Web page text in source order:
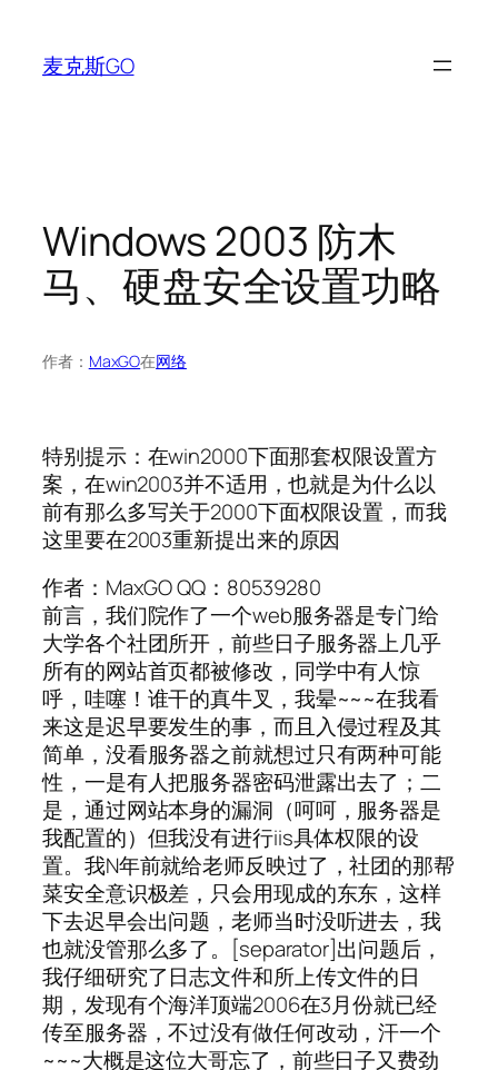
麦克斯GO
Windows 2003 防木
马、硬盘安全设置功略
作者： MaxGO在网络
特别提示：在win2000下面那套权限设置方
案，在win2003并不适用，也就是为什么以
前有那么多写关于2000下面权限设置，而我
这里要在2003重新提出来的原因
作者：MaxGO QQ：80539280
前言，我们院作了一个web服务器是专门给
大学各个社团所开，前些日子服务器上几乎
所有的网站首页都被修改，同学中有人惊
呼，哇噻！谁干的真牛叉，我晕~~~在我看
来这是迟早要发生的事，而且入侵过程及其
简单，没看服务器之前就想过只有两种可能
性，一是有人把服务器密码泄露出去了；二
是，通过网站本身的漏洞（呵呵，服务器是
我配置的）但我没有进行iis具体权限的设
置。我N年前就给老师反映过了，社团的那帮
菜安全意识极差，只会用现成的东东，这样
下去迟早会出问题，老师当时没听进去，我
也就没管那么多了。[separator]出问题后，
我仔细研究了日志文件和所上传文件的日
期，发现有个海洋顶端2006在3月份就已经
传至服务器，不过没有做任何改动，汗一个
~~~大概是这位大哥忘了，前些日子又费劲